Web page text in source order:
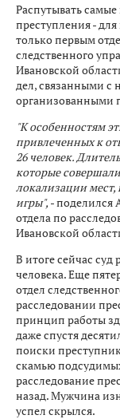
Распутывать
преступления -
только первым
следственного
Ивановской
дел, связанными с
организованными
"К особенностям
привлеченных к
26 человек.
которые
локализации мест,
игры", - поделился
отдела по
Ивановской
В итоге сейчас суд
человека. Еще
отдел
расследовании
принцип работы
даже спустя
поиски
скамью
расследование
назад. Мужчина
успел скрылся.